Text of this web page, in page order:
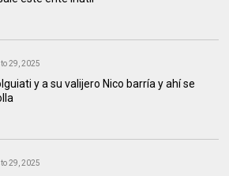
29, 2025
y a su valijero Nico barría y ahí se
29, 2025